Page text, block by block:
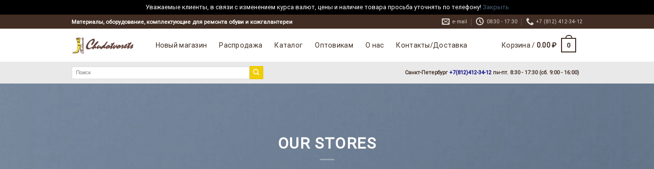
Уважаемые клиенты, в связи с изменением курса валют, цены и наличие товара просьба уточнять по телефону! Закрыть
to
Материалы, оборудование, комплектующие для ремонта обуви и кожгалантереи e-mail 08:30 - 17:30 +7 (812) 412-34-12
Новый магазин Распродажа Каталог Оптовикам О нас Контакты/Доставка Корзина / 0.00₽ 0
Искать:
Санкт-Петербург +7(812)412-34-12 пн-пт. 8:30 - 17:30 (сб. 9:00 - 16:00)
OUR STORES